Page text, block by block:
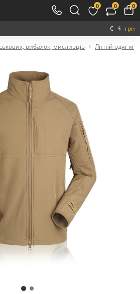
0 0 0
€ $ грн
рибалок, мисливців Літній одяг